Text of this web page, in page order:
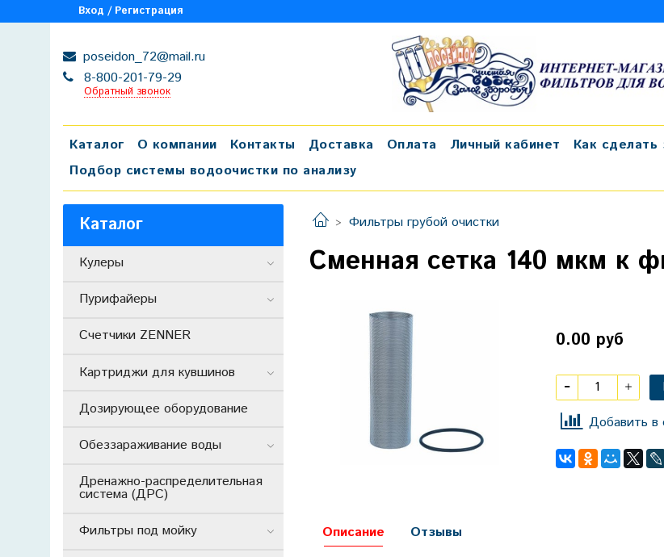
Вход / Регистрация
poseidon_72@mail.ru
8-800-201-79-29
Обратный звонок
Каталог О компании Контакты Доставка Оплата Личный кабинет
Как сделать
Подбор системы водоочистки по анализу
Фильтры грубой очистки
Сменная сетка 140 мкм к
0.00 руб
Добавить в
Описание Отзывы
Каталог
Кулеры
Пурифайеры
Счетчики ZENNER
Картриджи для кувшинов
Дозирующее оборудование
Обеззараживание воды
Дренажно-распределительная
система (ДРС)
Фильтры под мойку